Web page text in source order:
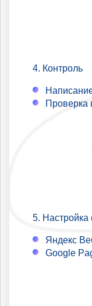
Контроль
Проверка
Настройка
Яндекс
Google